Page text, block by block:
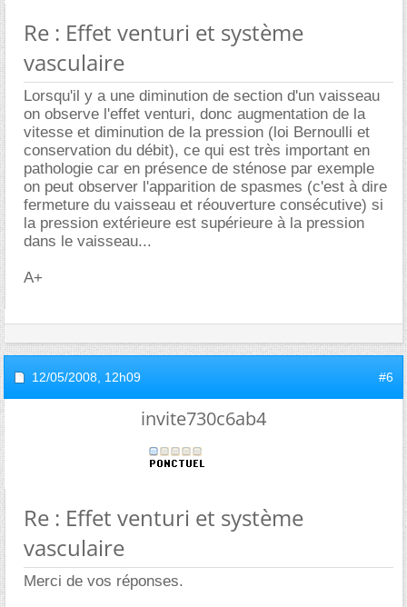
Re : Effet venturi et système
vasculaire
Lorsqu'il y a une diminution de section d'un vaisseau
on observe l'effet venturi, donc augmentation de la
vitesse et diminution de la pression (loi Bernoulli et
conservation du débit), ce qui est très important en
pathologie car en présence de sténose par exemple
on peut observer l'apparition de spasmes (c'est à dire
fermeture du vaisseau et réouverture consécutive) si
la pression extérieure est supérieure à la pression
dans le vaisseau...
A+
12/05/2008, 12h09 #6
invite730c6ab4
Re : Effet venturi et système
vasculaire
Merci de vos réponses.